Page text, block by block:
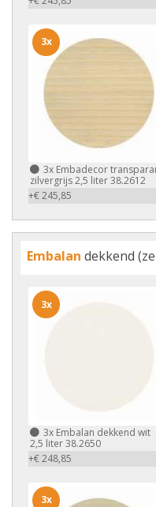
3x Embadecor
zilvergrijs 2,5 liter 38.2612
+€ 245,85
3x
Embalan dekkend
3x Embalan dekkend wit
2,5 liter 38.2650
+€ 248,85
3x
3x